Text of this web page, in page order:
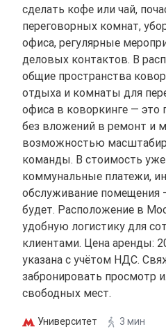
сделать кофе или чай,
переговорных комнат,
офиса, регулярные
деловых контактов. В
общие пространства
отдыха и комнаты для
офиса в коворкинге — это
без вложений в ремонт и
возможностью
команды. В стоимость
коммунальные платежи,
обслуживание помещения
будет. Расположение в
удобную логистику для
клиентами. Цена аренды:
указана с учётом НДС.
забронировать просмотр
свободных мест.
Университет
3 мин